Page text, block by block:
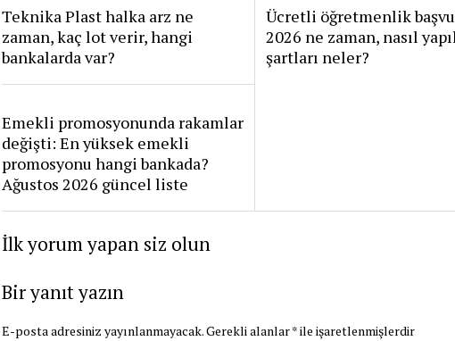
Teknika Plast halka arz ne
zaman, kaç lot verir, hangi
bankalarda var?
Ücretli öğretmenlik
2026 ne zaman, nasıl
şartları neler?
Emekli promosyonunda rakamlar
değişti: En yüksek emekli
promosyonu hangi bankada?
Ağustos 2026 güncel liste
İlk yorum yapan siz olun
Bir yanıt yazın
E-posta adresiniz yayınlanmayacak.Gerekli alanlar*ile işaretlenmişlerdir